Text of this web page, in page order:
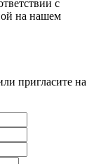
с
на нашем
пригласите на